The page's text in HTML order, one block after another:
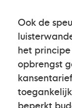
Ook de
het principe
opbrengst
beperkt